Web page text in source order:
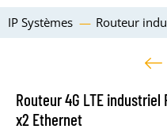
IP Systèmes Routeur
Routeur 4G LTE industriel
x2 Ethernet